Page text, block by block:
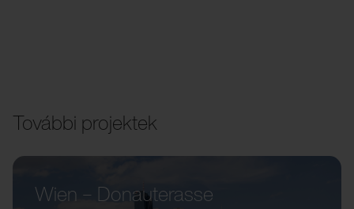
További projektek
Wien – Donauterasse